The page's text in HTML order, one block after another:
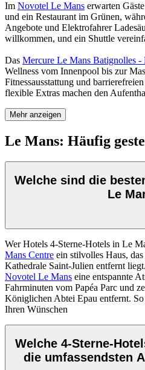
Im Novotel Le Mans erwarten
und ein Restaurant im Grünen,
Angebote und Elektrofahrer
willkommen, und ein Shuttle
Das Mercure Le Mans Batignolles -
Wellness vom Innenpool bis zur
Fitnessausstattung und
flexible Extras machen den
Mehr anzeigen
Le Mans: Häufig
Welche sind die
Le
Wer Hotels 4-Sterne-Hotels in Le
Mans Centre ein stilvolles Haus,
Kathedrale Saint-Julien entfernt
Novotel Le Mans eine entspannte
Fahrminuten vom Papéa Parc und
Königlichen Abtei Epau entfernt.
Ihren Wünschen
Welche 4-Sterne-
die umfassendsten